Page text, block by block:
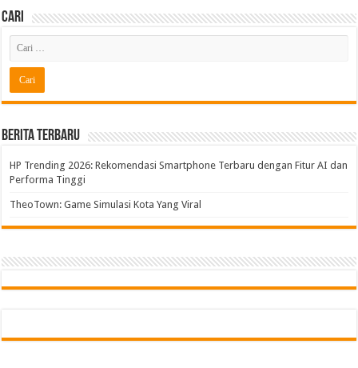
Cari
Berita Terbaru
HP Trending 2026: Rekomendasi Smartphone Terbaru dengan Fitur AI dan
Performa Tinggi
TheoTown: Game Simulasi Kota Yang Viral